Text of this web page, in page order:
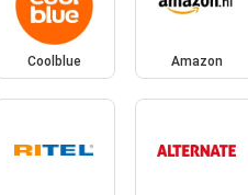
Coolblue Amazon